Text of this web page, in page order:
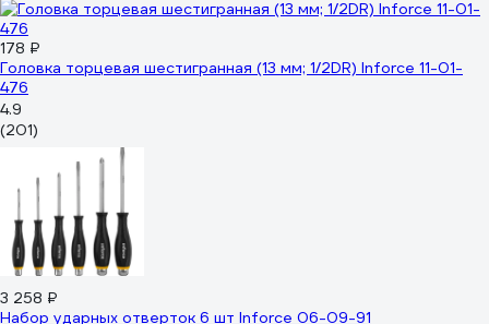
178 ₽
Головка торцевая шестигранная (13 мм; 1/2DR) Inforce 11-01-
476
4.9
(201)
3 258 ₽
Набор ударных отверток 6 шт Inforce 06-09-91